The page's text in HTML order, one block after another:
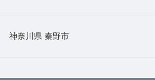
神奈川県 秦野市